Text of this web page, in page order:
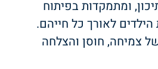
ומתמקדות בפיתוח
לאורך כל חייהם.
צמיחה, חוסן והצלחה